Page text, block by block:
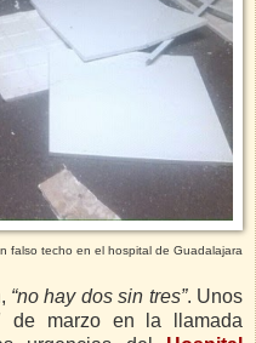
falso techo en el hospital de Guadalajara
“no hay dos sin tres”. Unos
de marzo en la llamada